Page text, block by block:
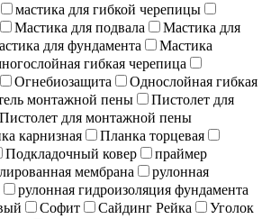
мастика для гибкой черепицы
Мастика для подвала
Мастика для
для фундамента
Мастика
гибкая черепица
Огнебиозащита
Однослойная гибкая
монтажной пены
Пистолет для
Пистолет для монтажной пены
карнизная
Планка торцевая
Подкладочный ковер
праймер
мембрана
рулонная
рулонная гидроизоляция фундамента
Софит Сайдинг Рейка
Уголок